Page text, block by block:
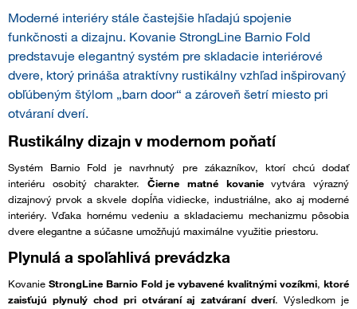
Moderné interiéry stále častejšie hľadajú spojenie
funkčnosti a dizajnu. Kovanie StrongLine Barnio Fold
predstavuje elegantný systém pre skladacie interiérové
dvere, ktorý prináša atraktívny rustikálny vzhľad inšpirovaný
obľúbeným štýlom „barn door“ a zároveň šetrí miesto pri
otváraní dverí.
Rustikálny dizajn v modernom poňatí
Systém Barnio Fold je navrhnutý pre zákazníkov, ktorí chcú dodať
interiéru osobitý charakter.Čierne matné kovanievytvára výrazný
dizajnový prvok a skvele dopĺňa vidiecke, industriálne, ako aj moderné
interiéry. Vďaka hornému vedeniu a skladaciemu mechanizmu pôsobia
dvere elegantne a súčasne umožňujú maximálne využitie priestoru.
Plynulá a spoľahlivá prevádzka
Kovanie StrongLine Barnio Fold je vybavené kvalitnými vozíkmi, ktoré
zaisťujú plynulý chod pri otváraní aj zatváraní dverí. Výsledkom je